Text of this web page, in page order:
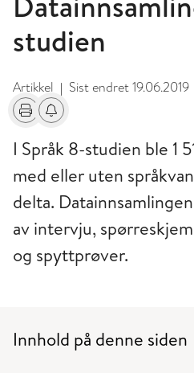
studien
Artikkel | Sist endret19.06.2019
Skriv utFå varsel om endringer
I Språk 8-studien ble 1
med eller uten
delta.
av intervju,
og spyttprøver.
Innhold på denne siden